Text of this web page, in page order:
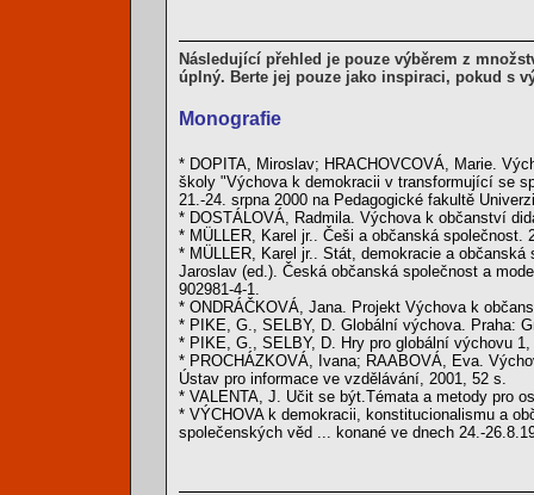
Následující přehled je pouze výběrem z
úplný. Berte jej pouze jako inspiraci, pokud s
Monografie
* DOPITA, Miroslav; HRACHOVCOVÁ, Marie.
školy "Výchova k demokracii v transformující se
21.-24. srpna 2000 na Pedagogické fakultě
* DOSTÁLOVÁ, Radmila. Výchova k občanství
* MÜLLER, Karel jr.. Češi a občanská
* MÜLLER, Karel jr.. Stát, demokracie a
Jaroslav (ed.). Česká občanská společnost a
902981-4-1.
* ONDRÁČKOVÁ, Jana. Projekt Výchova k
* PIKE, G., SELBY, D. Globální výchova. Praha:
* PIKE, G., SELBY, D. Hry pro globální výchovu
* PROCHÁZKOVÁ, Ivana; RAABOVÁ, Eva.
Ústav pro informace ve vzdělávání, 2001, 52 s.
* VALENTA, J. Učit se být.Témata a metody pro
* VÝCHOVA k demokracii, konstitucionalismu a
společenských věd ... konané ve dnech 24.-